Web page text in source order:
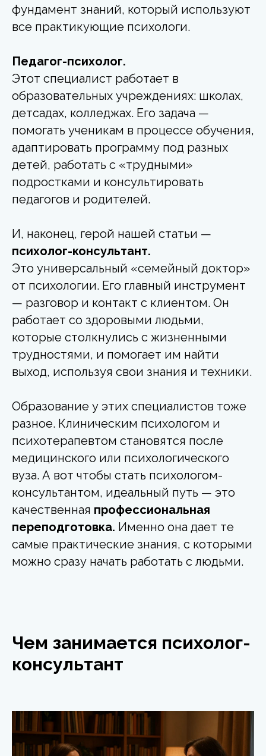
фундамент знаний, который используют
все практикующие психологи.
Педагог-психолог.
Этот специалист работает в
образовательных учреждениях: школах,
детсадах, колледжах. Его задача —
помогать ученикам в процессе обучения,
адаптировать программу под разных
детей, работать с «трудными»
подростками и консультировать
педагогов и родителей.
И, наконец, герой нашей статьи —
психолог-консультант.
Это универсальный «семейный доктор»
от психологии. Его главный инструмент
— разговор и контакт с клиентом. Он
работает со здоровыми людьми,
которые столкнулись с жизненными
трудностями, и помогает им найти
выход, используя свои знания и техники.
Образование у этих специалистов тоже
разное. Клиническим психологом и
психотерапевтом становятся после
медицинского или психологического
вуза. А вот чтобы стать психологом-
консультантом, идеальный путь — это
качественная профессиональная
переподготовка. Именно она дает те
самые практические знания, с которыми
можно сразу начать работать с людьми.
Чем занимается психолог-
консультант